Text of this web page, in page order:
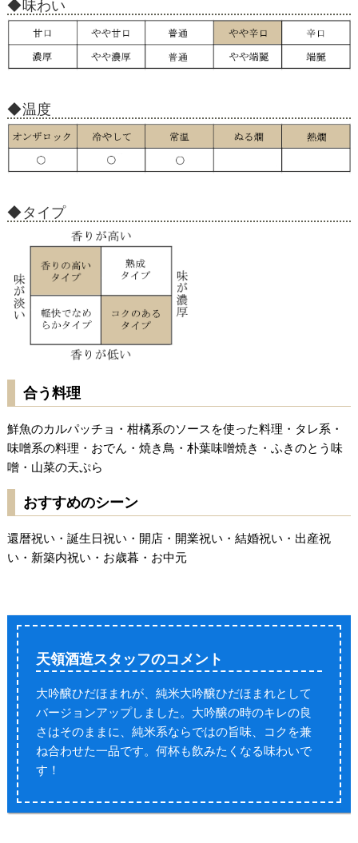
味わい
温度
タイプ
合う料理
鮮魚のカルパッチョ・柑橘系のソースを使った料理・タレ系・
味噌系の料理・おでん・焼き鳥・朴葉味噌焼き・ふきのとう味
噌・山菜の天ぷら
おすすめのシーン
還暦祝い・誕生日祝い・開店・開業祝い・結婚祝い・出産祝
い・新築内祝い・お歳暮・お中元
天領酒造スタッフのコメント
大吟醸ひだほまれが、純米大吟醸ひだほまれとして
バージョンアップしました。大吟醸の時のキレの良
さはそのままに、純米系ならではの旨味、コクを兼
ね合わせた一品です。何杯も飲みたくなる味わいで
す！